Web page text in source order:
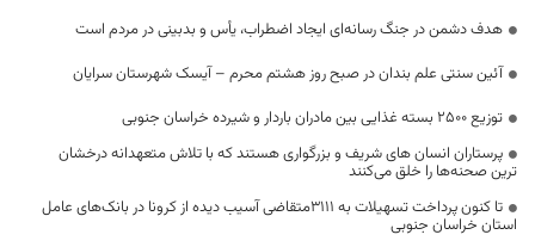
هدف دشمن در جنگ رسانه‌ای ایجاد اضطراب، یأس و بدبینی در مردم است
آئین سنتی علم بندان در صبح روز هشتم محرم – آیسک شهرستان سرایان
توزیع 2500 بسته غذایی بین مادران باردار و شیرده خراسان جنوبی
پرستاران انسان های شریف و بزرگواری هستند که با تلاش متعهدانه درخشان
ترین صحنه‌ها را خلق می‌کنند
تا کنون پرداخت تسهیلات به ۳۱۱۱متقاضی آسیب دیده از کرونا در بانک‌های عامل
استان خراسان جنوبی